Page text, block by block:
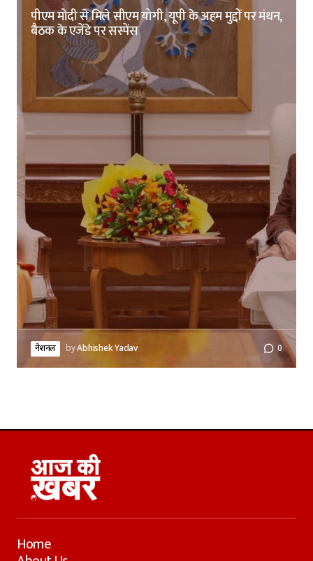
पीएम मोदी से मिले सीएम योगी, यूपी के अहम मुद्दों पर मंथन,
बैठक के एजेंडे पर सस्पेंस
नेशनल byAbhishek Yadav 0
Home